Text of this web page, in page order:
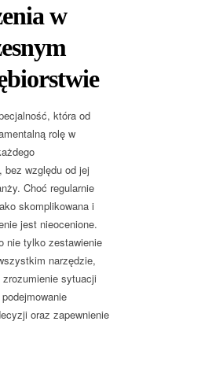
w
która od
rolę w
bez względu od jej
Choć regularnie
skomplikowana i
jest nieocenione.
nie tylko zestawienie
narzędzie,
sytuacji
oraz zapewnienie